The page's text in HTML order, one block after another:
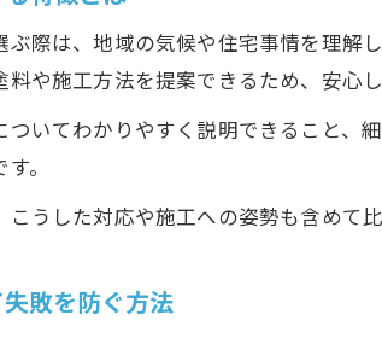
際は、地域の気候や住宅事情を理解
や施工方法を提案できるため、安心
ついてわかりやすく説明できること、
。
うした対応や施工への姿勢も含めて
敗を防ぐ方法